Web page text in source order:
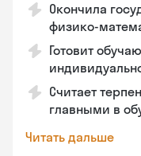
Окончила
физико-
Готовит
Считает
главными в
Читать дальше